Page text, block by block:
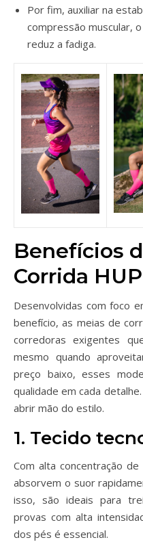
Por fim, auxiliar na
compressão muscular,
reduz a fadiga.
Benefícios
Corrida
Desenvolvidas com foco
benefício, as meias de
corredoras exigentes
mesmo quando
preço baixo, esses
qualidade em cada
abrir mão do estilo.
1. Tecido
Com alta concentração
absorvem o suor
isso, são ideais para
provas com alta
dos pés é essencial.